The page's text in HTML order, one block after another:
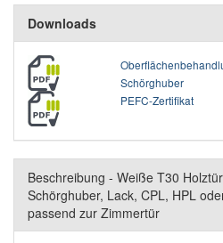
Downloads
Schörghuber
PEFC-Zertifikat
Beschreibung - Weiße T30
Schörghuber, Lack, CPL, HPL
passend zur Zimmertür